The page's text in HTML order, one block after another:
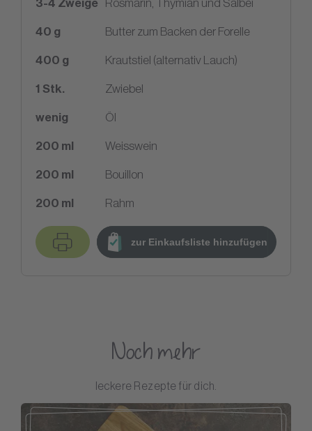
40 g Butter zum Backen der Forelle
400 g Krautstiel (alternativ Lauch)
1 Stk. Zwiebel
wenig Öl
200 ml Weisswein
200 ml Bouillon
200 ml Rahm
zur Einkaufsliste hinzufügen
Noch mehr
leckere Rezepte für dich.